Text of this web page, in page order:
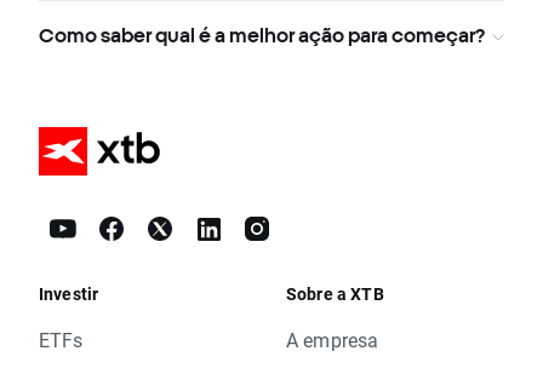
Como saber qual é a melhor ação para começar?
Investir
ETFs
Sobre a XTB
A empresa